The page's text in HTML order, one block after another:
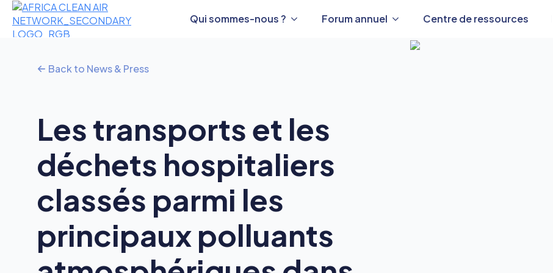
Qui sommes-nous ? Forum annuel Centre de ressources
Back to News & Press
Les transports et les
déchets hospitaliers
classés parmi les
principaux polluants